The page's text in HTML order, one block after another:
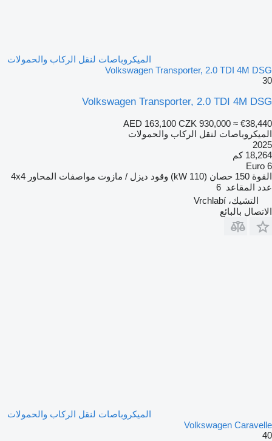
الميكروباصات لنقل الركاب والحمولات
Volkswagen Transporter, 2.0 TDI 4M DSG
30
Volkswagen Transporter, 2.0 TDI 4M DSG
AED 163,100 CZK 930,000 ≈ €38,440
الميكروباصات لنقل الركاب والحمولات
2025
18,264 كم
Euro 6
القوة 150 حصان (110 kW) وقود ديزل / مازوت مواصفات المحاور 4x4
عدد المقاعد 6
التشيك، Vrchlabí
الاتصال بالبائع
الميكروباصات لنقل الركاب والحمولات
Volkswagen Caravelle
40